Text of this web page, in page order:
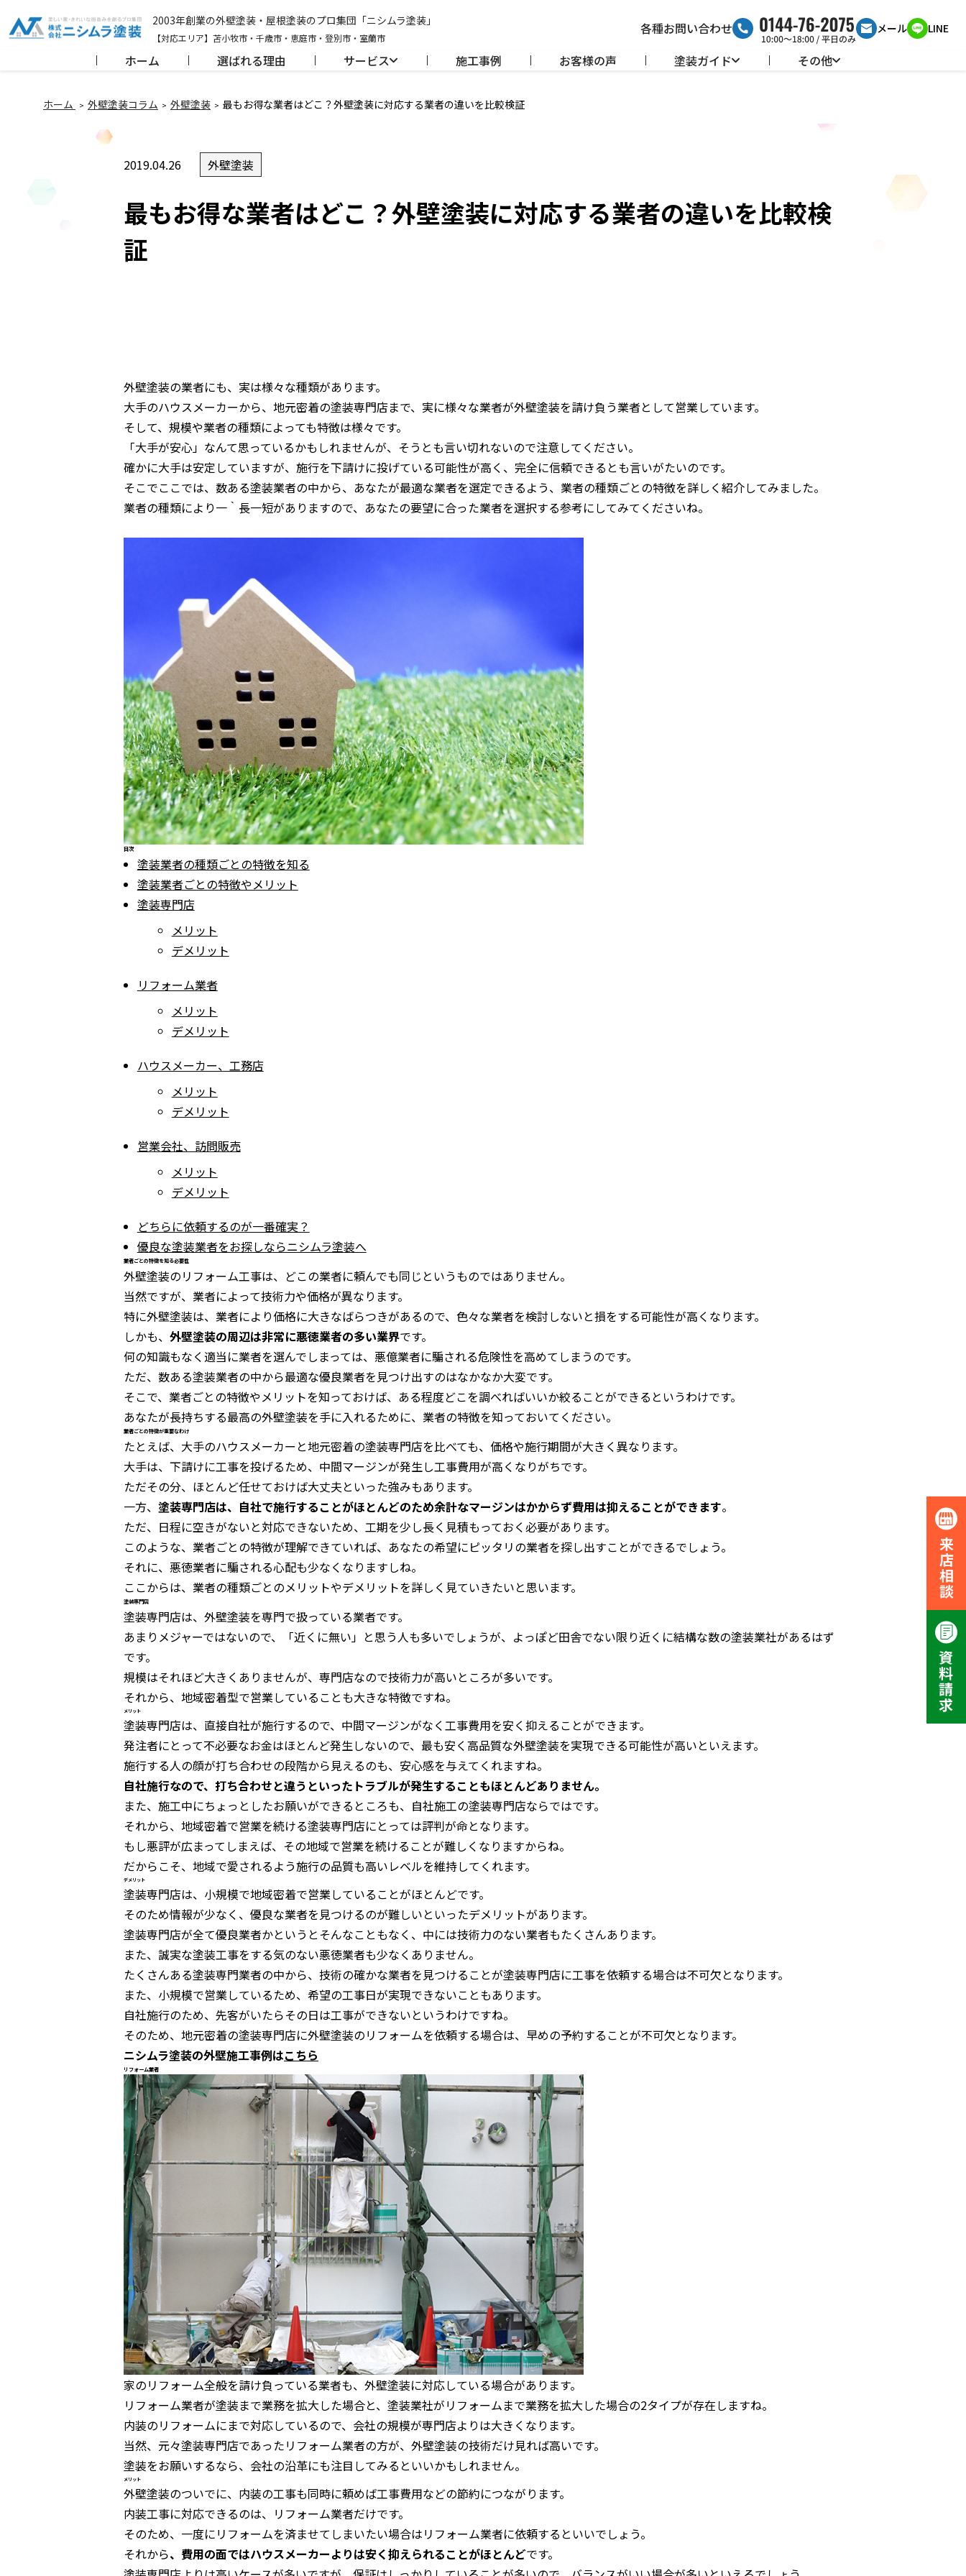
2003年創業の外壁塗装・屋根塗装のプロ集団「ニシムラ塗装」
【対応エリア】苫小牧市・千歳市・恵庭市・登別市・室蘭市
各種お問い合わせ メール LINE
ホーム 選ばれる理由 サービス 施工事例 お客様の声 塗装ガイド その他
ホーム 外壁塗装コラム 外壁塗装 最もお得な業者はどこ？外壁塗装に対応する業者の違いを比較検証
2019.04.26 外壁塗装
最もお得な業者はどこ？外壁塗装に対応する業者の違いを比較検
証
外壁塗装の業者にも、実は様々な種類があります。
大手のハウスメーカーから、地元密着の塗装専門店まで、実に様々な業者が外壁塗装を請け負う業者として営業しています。
そして、規模や業者の種類によっても特徴は様々です。
「大手が安心」なんて思っているかもしれませんが、そうとも言い切れないので注意してください。
確かに大手は安定していますが、施行を下請けに投げている可能性が高く、完全に信頼できるとも言いがたいのです。
そこでここでは、数ある塗装業者の中から、あなたが最適な業者を選定できるよう、業者の種類ごとの特徴を詳しく紹介してみました。
業者の種類により一｀長一短がありますので、あなたの要望に合った業者を選択する参考にしてみてくださいね。
目次
塗装業者の種類ごとの特徴を知る
塗装業者ごとの特徴やメリット
塗装専門店
メリット
デメリット
リフォーム業者
メリット
デメリット
ハウスメーカー、工務店
メリット
デメリット
営業会社、訪問販売
メリット
デメリット
どちらに依頼するのが一番確実？
優良な塗装業者をお探しならニシムラ塗装へ
業者ごとの特徴を知る必要性
外壁塗装のリフォーム工事は、どこの業者に頼んでも同じというものではありません。
当然ですが、業者によって技術力や価格が異なります。
特に外壁塗装は、業者により価格に大きなばらつきがあるので、色々な業者を検討しないと損をする可能性が高くなります。
しかも、 外壁塗装の周辺は非常に悪徳業者の多い業界です。
何の知識もなく適当に業者を選んでしまっては、悪億業者に騙される危険性を高めてしまうのです。
ただ、数ある塗装業者の中から最適な優良業者を見つけ出すのはなかなか大変です。
そこで、業者ごとの特徴やメリットを知っておけば、ある程度どこを調べればいいか絞ることができるというわけです。
あなたが長持ちする最高の外壁塗装を手に入れるために、業者の特徴を知っておいてください。
業者ごとの特徴が重要なわけ
たとえば、大手のハウスメーカーと地元密着の塗装専門店を比べても、価格や施行期間が大きく異なります。
大手は、下請けに工事を投げるため、中間マージンが発生し工事費用が高くなりがちです。
ただその分、ほとんど任せておけば大丈夫といった強みもあります。
一方、 塗装専門店は、自社で施行することがほとんどのため余計なマージンはかからず費用は抑えることができます。
ただ、日程に空きがないと対応できないため、工期を少し長く見積もっておく必要があります。
このような、業者ごとの特徴が理解できていれば、あなたの希望にピッタリの業者を探し出すことができるでしょう。
それに、悪徳業者に騙される心配も少なくなりますしね。
ここからは、業者の種類ごとのメリットやデメリットを詳しく見ていきたいと思います。
塗装専門店
塗装専門店は、外壁塗装を専門で扱っている業者です。
あまりメジャーではないので、「近くに無い」と思う人も多いでしょうが、よっぽど田舎でない限り近くに結構な数の塗装業社があるはず
です。
規模はそれほど大きくありませんが、専門店なので技術力が高いところが多いです。
それから、地域密着型で営業していることも大きな特徴ですね。
メリット
塗装専門店は、直接自社が施行するので、中間マージンがなく工事費用を安く抑えることができます。
発注者にとって不必要なお金はほとんど発生しないので、最も安く高品質な外壁塗装を実現できる可能性が高いといえます。
施行する人の顔が打ち合わせの段階から見えるのも、安心感を与えてくれますね。
自社施行なので、打ち合わせと違うといったトラブルが発生することもほとんどありません。
また、施工中にちょっとしたお願いができるところも、自社施工の塗装専門店ならではです。
それから、地域密着で営業を続ける塗装専門店にとっては評判が命となります。
もし悪評が広まってしまえば、その地域で営業を続けることが難しくなりますからね。
だからこそ、地域で愛されるよう施行の品質も高いレベルを維持してくれます。
デメリット
塗装専門店は、小規模で地域密着で営業していることがほとんどです。
そのため情報が少なく、優良な業者を見つけるのが難しいといったデメリットがあります。
塗装専門店が全て優良業者かというとそんなこともなく、中には技術力のない業者もたくさんあります。
また、誠実な塗装工事をする気のない悪徳業者も少なくありません。
たくさんある塗装専門業者の中から、技術の確かな業者を見つけることが塗装専門店に工事を依頼する場合は不可欠となります。
また、小規模で営業しているため、希望の工事日が実現できないこともあります。
自社施行のため、先客がいたらその日は工事ができないというわけですね。
そのため、地元密着の塗装専門店に外壁塗装のリフォームを依頼する場合は、早めの予約することが不可欠となります。
ニシムラ塗装の外壁施工事例はこちら
リフォーム業者
家のリフォーム全般を請け負っている業者も、外壁塗装に対応している場合があります。
リフォーム業者が塗装まで業務を拡大した場合と、塗装業社がリフォームまで業務を拡大した場合の2タイプが存在しますね。
内装のリフォームにまで対応しているので、会社の規模が専門店よりは大きくなります。
当然、元々塗装専門店であったリフォーム業者の方が、外壁塗装の技術だけ見れば高いです。
塗装をお願いするなら、会社の沿革にも注目してみるといいかもしれません。
メリット
外壁塗装のついでに、内装の工事も同時に頼めば工事費用などの節約につながります。
内装工事に対応できるのは、リフォーム業者だけです。
そのため、一度にリフォームを済ませてしまいたい場合はリフォーム業者に依頼するといいでしょう。
それから、費用の面ではハウスメーカーよりは安く抑えられることがほとんどです。